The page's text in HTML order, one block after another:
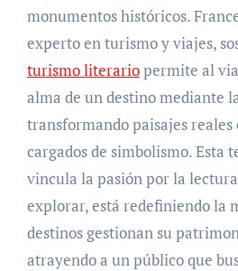
monumentos históricos.
experto en turismo y viajes,
turismo literariopermite al
alma de un destino mediante
transformando paisajes reales
cargados de simbolismo. Esta
vincula la pasión por la lectura
explorar, está redefiniendo la
destinos gestionan su
atrayendo a un público que